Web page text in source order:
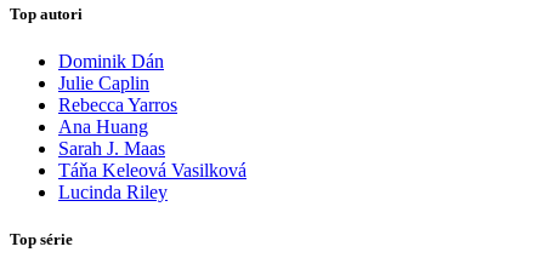
Top autori
Dominik Dán
Julie Caplin
Rebecca Yarros
Ana Huang
Sarah J. Maas
Táňa Keleová Vasilková
Lucinda Riley
Top série